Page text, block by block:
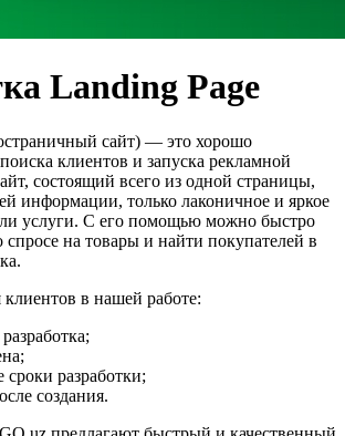
Landing Page
сайт) — это хорошо
клиентов и запуска рекламной
состоящий всего из одной страницы,
информации, только лаконичное и яркое
услуги. С его помощью можно быстро
на товары и найти покупателей в
в нашей работе:
разработки;
создания.